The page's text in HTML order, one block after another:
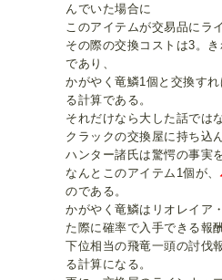
んでいた場合に
このアイテムが交易品にラ
その際の交換コストは3。
であり、
かがやく竜鱗1個と交換す
る計算である。
それだけなら大した話では
クラックの交換屋に持ち込
ハンター諸氏は驚愕の事実
なんとこのアイテム1個が、
のである。
かがやく竜鱗はリオレイア
た際に確率で入手できる報
下位相当の飛竜一頭の討伐
る計算になる。